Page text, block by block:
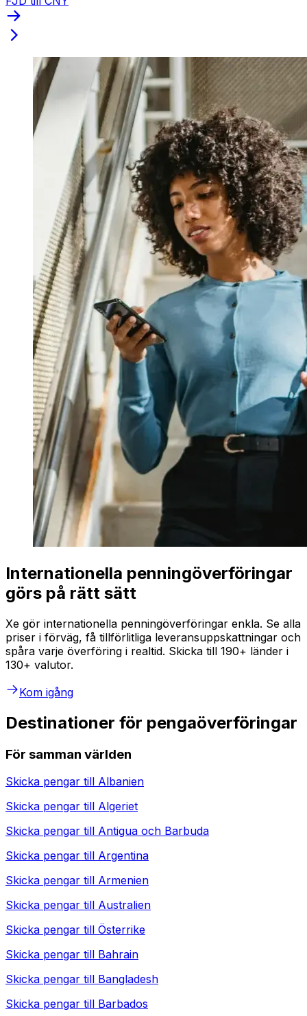
Internationella penningöverföringar
görs på rätt sätt
Xe gör internationella penningöverföringar enkla. Se alla
priser i förväg, få tillförlitliga leveransuppskattningar och
spåra varje överföring i realtid. Skicka till 190+ länder i
130+ valutor.
Kom igång
Destinationer för pengaöverföringar
För samman världen
Skicka pengar till Albanien
Skicka pengar till Algeriet
Skicka pengar till Antigua och Barbuda
Skicka pengar till Argentina
Skicka pengar till Armenien
Skicka pengar till Australien
Skicka pengar till Österrike
Skicka pengar till Bahrain
Skicka pengar till Bangladesh
Skicka pengar till Barbados